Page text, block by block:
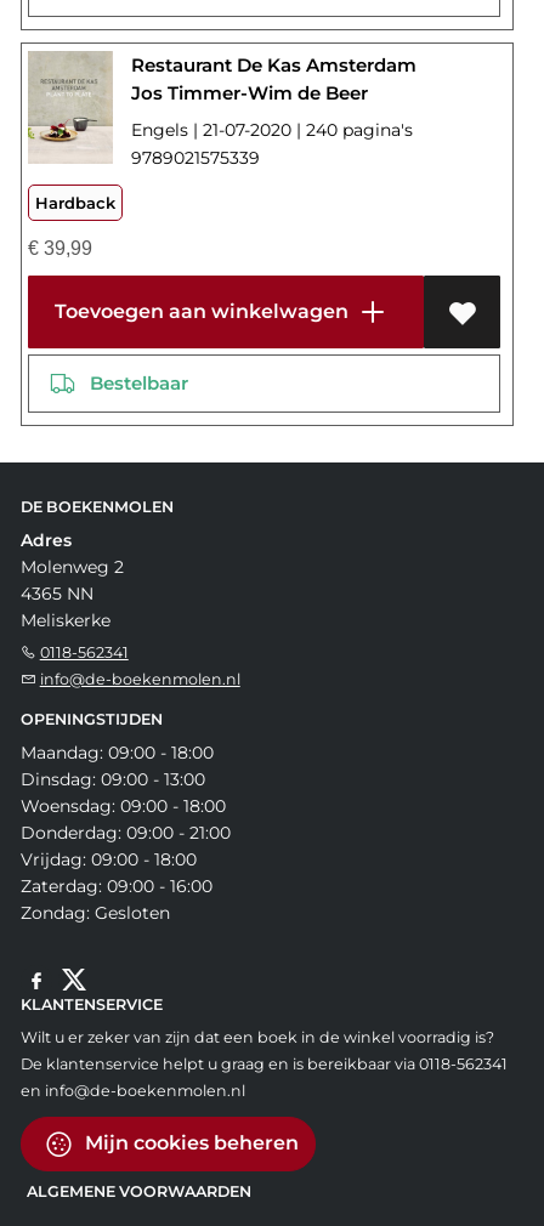
Restaurant De Kas Amsterdam
Jos Timmer-Wim de Beer
Engels | 21-07-2020 | 240 pagina's
9789021575339
Hardback
€39,99
Toevoegen aan winkelwagen
Bestelbaar
DE BOEKENMOLEN
Adres
Molenweg 2
4365 NN
Meliskerke
0118-562341
info@de-boekenmolen.nl
OPENINGSTIJDEN
Maandag: 09:00 - 18:00
Dinsdag: 09:00 - 13:00
Woensdag: 09:00 - 18:00
Donderdag: 09:00 - 21:00
Vrijdag: 09:00 - 18:00
Zaterdag: 09:00 - 16:00
Zondag: Gesloten
KLANTENSERVICE
Wilt u er zeker van zijn dat een boek in de winkel voorradig is?
De klantenservice helpt u graag en is bereikbaar via 0118-562341
en info@de-boekenmolen.nl
Mijn cookies beheren
ALGEMENE VOORWAARDEN